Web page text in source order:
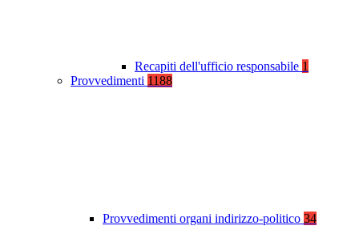
Recapiti dell'ufficio responsabile 1
Provvedimenti 1188
Provvedimenti organi indirizzo-politico 34